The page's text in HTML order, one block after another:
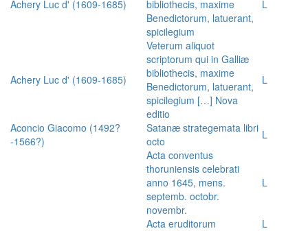
Achery Luc d' (1609-1685)
bibliothecis, maxime
Benedictorum, latuerant,
spicilegium
L
Achery Luc d' (1609-1685)
Veterum aliquot
scriptorum qui in Galliæ
bibliothecis, maxime
Benedictorum, latuerant,
spicilegium […] Nova
editio
L
Aconcio Giacomo (1492?
-1566?)
Satanæ strategemata libri
octo
L
Acta conventus
thoruniensis celebrati
anno 1645, mens.
septemb. octobr.
novembr.
L
Acta eruditorum
L